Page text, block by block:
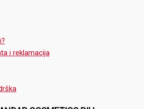
i reklamacija